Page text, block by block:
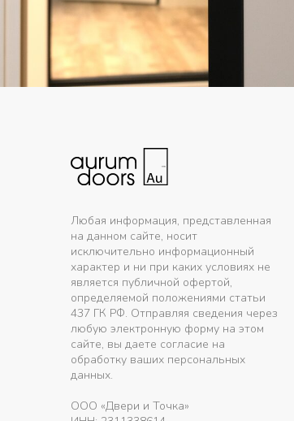
Любая информация, представленная
на данном сайте, носит
исключительно информационный
характер и ни при каких условиях не
является публичной офертой,
определяемой положениями статьи
437 ГК РФ. Отправляя сведения через
любую электронную форму на этом
сайте, вы даете согласие на
обработку ваших персональных
данных.
ООО «Двери и Точка»